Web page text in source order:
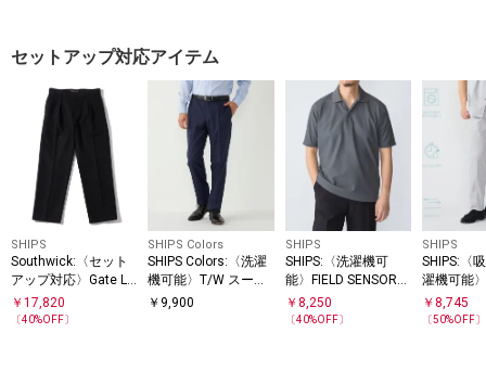
セットアップ対応アイテム
SHIPS
Southwick:〈セット
アップ対応〉Gate La
bel フェルテッド 1プ
リーツ スラックス
￥ 17,820
〔40%OFF〕
SHIPS Colors
SHIPS Colors:〈洗濯
機可能〉T/W スーツ
スラックス(セットア
￥ 9,900
SHIPS
SHIPS:〈洗濯機可
能〉FIELD SENSOR
(R) ショート スリー
ブ ポロシャツ(セット
￥ 8,250
〔40%OFF〕
SHIPS
SHIPS:〈
濯機可能
X(R)コー
ラックス(
￥8,745
〔50%OFF〕